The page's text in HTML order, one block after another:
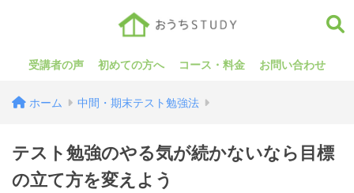
受講者の声 初めての方へ コース・料金 お問い合わせ
ホーム 中間・期末テスト勉強法
テスト勉強のやる気が続かないなら目標
の立て方を変えよう